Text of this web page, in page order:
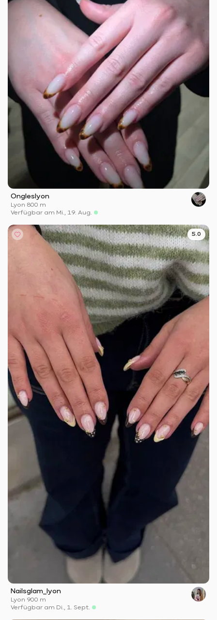
Ongleslyon
Lyon·800 m
Verfügbar am Mi., 19. Aug.
5.0
Nailsglam_lyon
Lyon·900 m
Verfügbar am Di., 1. Sept.